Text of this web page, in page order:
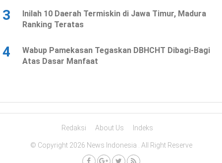
3
Inilah 10 Daerah Termiskin di Jawa Timur, Madura
Ranking Teratas
4
Wabup Pamekasan Tegaskan DBHCHT Dibagi-Bagi
Atas Dasar Manfaat
Redaksi About Us Indeks
© Copyright 2026 News Indonesia . All Right Reserve